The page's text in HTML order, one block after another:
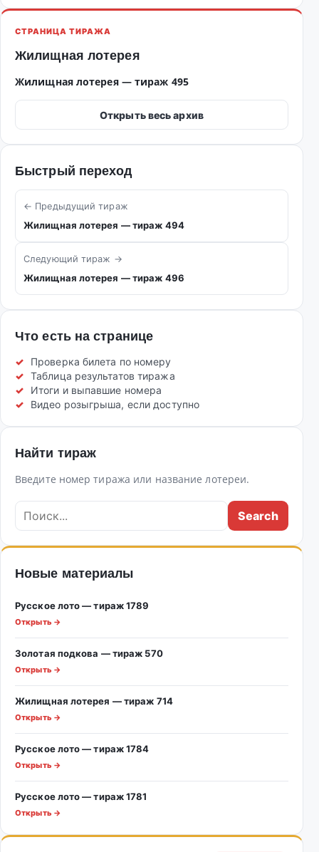
СТРАНИЦА ТИРАЖА
Жилищная лотерея
Жилищная лотерея — тираж 495
Открыть весь архив
Быстрый переход
← Предыдущий тираж
Жилищная лотерея — тираж 494
Следующий тираж →
Жилищная лотерея — тираж 496
Что есть на странице
Проверка билета по номеру
Таблица результатов тиража
Итоги и выпавшие номера
Видео розыгрыша, если доступно
Найти тираж
Введите номер тиража или название лотереи.
Новые материалы
Русское лото — тираж 1789
Открыть →
Золотая подкова — тираж 570
Открыть →
Жилищная лотерея — тираж 714
Открыть →
Русское лото — тираж 1784
Открыть →
Русское лото — тираж 1781
Открыть →